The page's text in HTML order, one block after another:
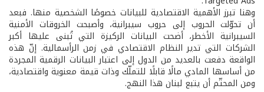
وهنا تبرز الأهمية الاقتصادية للبيانات خصوصًا الشخصية منها. فبعد
أن تحوّلت الحروب إلى حروب سيبرانية، وأصبحت الخروقات الأمنية
السيبرانية الأخطر، أضحت البيانات الركيزة التي تُبنى عليها أكبر
الشركات التي تدير النظام الاقتصادي في زمن الرأسمالية. إنّ هذه
الواقعة دفعت بالعديد من الدول إلى اعتبار البيانات الرقمية المجردة
من أساسها المادي مالًا قابلًا للتملّك وذات قيمة معنوية واقتصادية،
ومن المحتّم أن يتبع لبنان هذا النهج.